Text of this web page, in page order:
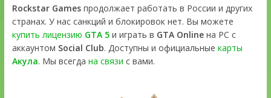
Rockstar Gamesпродолжает работать в России и других
странах. У нас санкций и блокировок нет. Вы можете
купить лицензию GTA 5и играть в GTA Onlineна PC с
аккаунтом Social Club. Доступны и официальные карты
Акула. Мы всегда на связи с вами.